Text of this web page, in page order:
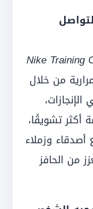
Nike Training
من خلال
أكثر تشويقًا،
وزملاء
من الحافز